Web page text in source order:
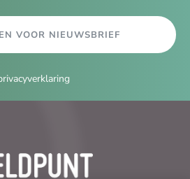
VOOR NIEUWSBRIEF